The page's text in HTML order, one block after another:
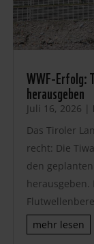
WWF-Erfolg:
herausgeben
Juli 16, 2026 |
Das Tiroler
recht: Die
den
herausgeben.
mehr lesen